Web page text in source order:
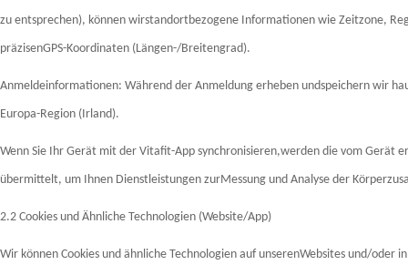
zu entsprechen), können wirstandortbezogene Informationen wie Zeitzone,
präzisenGPS-Koordinaten (Längen-/Breitengrad).
Anmeldeinformationen: Während der Anmeldung erheben undspeichern wir
Europa-Region (Irland).
Wenn Sie Ihr Gerät mit der Vitafit-App synchronisieren,werden die vom Gerät
übermittelt, um Ihnen Dienstleistungen zurMessung und Analyse der
2.2 Cookies und Ähnliche Technologien (Website/App)
Wir können Cookies und ähnliche Technologien auf unserenWebsites und/